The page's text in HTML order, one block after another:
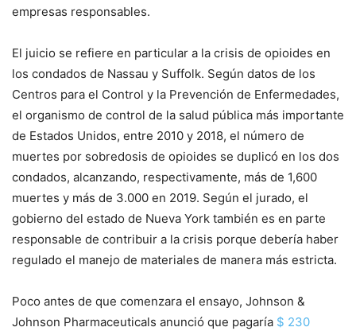
empresas responsables.
El juicio se refiere en particular a la crisis de opioides en
los condados de Nassau y Suffolk. Según datos de los
Centros para el Control y la Prevención de Enfermedades,
el organismo de control de la salud pública más importante
de Estados Unidos, entre 2010 y 2018, el número de
muertes por sobredosis de opioides se duplicó en los dos
condados, alcanzando, respectivamente, más de 1,600
muertes y más de 3.000 en 2019. Según el jurado, el
gobierno del estado de Nueva York también es en parte
responsable de contribuir a la crisis porque debería haber
regulado el manejo de materiales de manera más estricta.
Poco antes de que comenzara el ensayo, Johnson &
Johnson Pharmaceuticals anunció que pagaría $ 230